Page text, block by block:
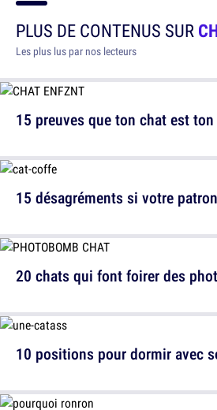
PLUS DE CONTENUS SUR
Les plus lus par nos lecteurs
15 preuves que ton chat est
20 chats qui font foirer des
15 désagréments si votre
10 positions pour dormir avec